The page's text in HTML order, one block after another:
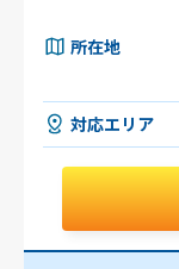
所在地
対応エリア